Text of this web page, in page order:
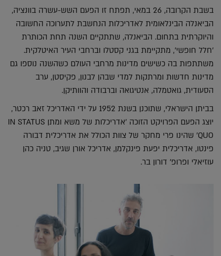
בשבת הקרובה, 26 במאי, תפתח זו הפעם השש-עשרה בוונציה,
הביאנלה הבינלאומית לאדריכלות הנחשבת לתערוכה החשובה
והיוקרתית בתחום. הביאנלה, שתתקיים השנה תחת הכותרת
'חלל חופשי', מתקיימת בגני קסטלו וברחבי העיר האיטלקית.
משתתפות בה כשישים מדינות מרחבי העולם כשהשנה נוספו גם
מדינות חדשות ומרתקות למדי שבהן לבנון, פקיסטן, ערב
הסעודית, גואטמלה, אנטיגואה וברבודה והוותיקן.
בביתן הישראלי, שתוכנן בשנת 1952 על ידי האדריכל זאב רכטר,
יוצג הפעם הפרויקט הזוכה 'אדריכלות של משא ומתן IN STATUS
QUO' שהינו פרי מחקר של צוות הכולל את אדריכלית דבורה
פינטו, אדריכלית יפעת פינקלמן, אדריכל אורן שגיב, טניה כהן
עוזיאלי ופרופ' דורון בר.